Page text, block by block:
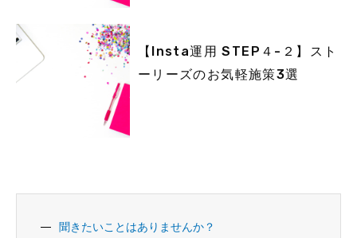
【Insta運用 STEP４-２】スト
ーリーズのお気軽施策3選
聞きたいことはありませんか？